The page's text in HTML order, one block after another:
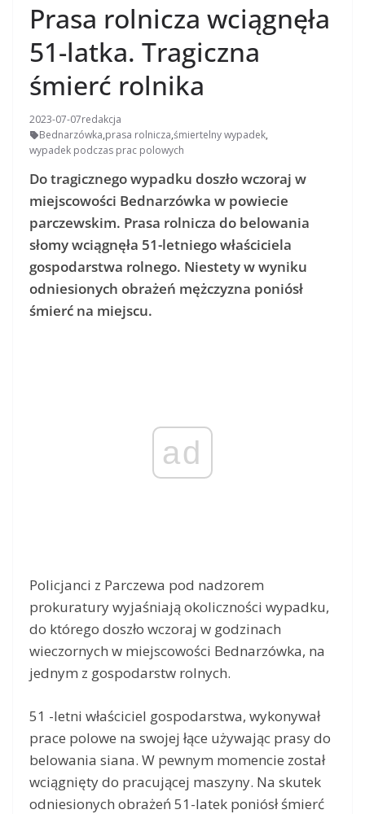
Prasa rolnicza wciągnęła
51-latka. Tragiczna
śmierć rolnika
2023-07-07redakcja
Bednarzówka,prasa rolnicza,śmiertelny wypadek,
wypadek podczas prac polowych
Do tragicznego wypadku doszło wczoraj w
miejscowości Bednarzówka w powiecie
parczewskim. Prasa rolnicza do belowania
słomy wciągnęła 51-letniego właściciela
gospodarstwa rolnego. Niestety w wyniku
odniesionych obrażeń mężczyzna poniósł
śmierć na miejscu.
ad
Policjanci z Parczewa pod nadzorem
prokuratury wyjaśniają okoliczności wypadku,
do którego doszło wczoraj w godzinach
wieczornych w miejscowości Bednarzówka, na
jednym z gospodarstw rolnych.
51 -letni właściciel gospodarstwa, wykonywał
prace polowe na swojej łące używając prasy do
belowania siana. W pewnym momencie został
wciągnięty do pracującej maszyny. Na skutek
odniesionych obrażeń 51-latek poniósł śmierć